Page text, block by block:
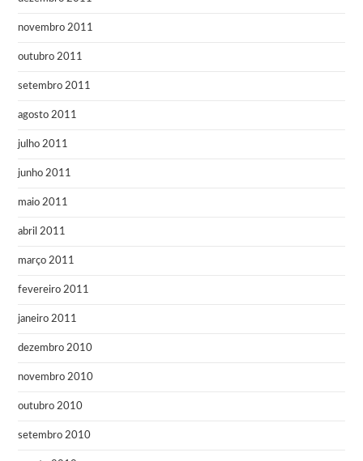
novembro 2011
outubro 2011
setembro 2011
agosto 2011
julho 2011
junho 2011
maio 2011
abril 2011
março 2011
fevereiro 2011
janeiro 2011
dezembro 2010
novembro 2010
outubro 2010
setembro 2010